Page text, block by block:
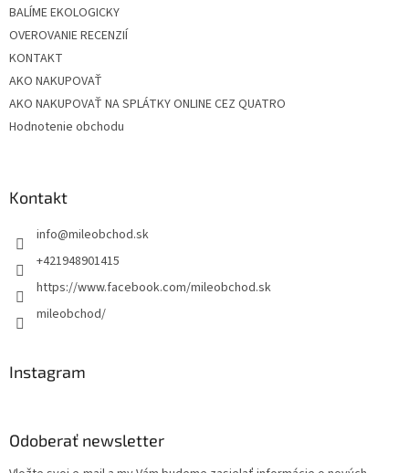
BALÍME EKOLOGICKY
OVEROVANIE RECENZIÍ
KONTAKT
AKO NAKUPOVAŤ
AKO NAKUPOVAŤ NA SPLÁTKY ONLINE CEZ QUATRO
Hodnotenie obchodu
Kontakt
info@mileobchod.sk
+421948901415
https://www.facebook.com/mileobchod.sk
mileobchod/
Instagram
Odoberať newsletter